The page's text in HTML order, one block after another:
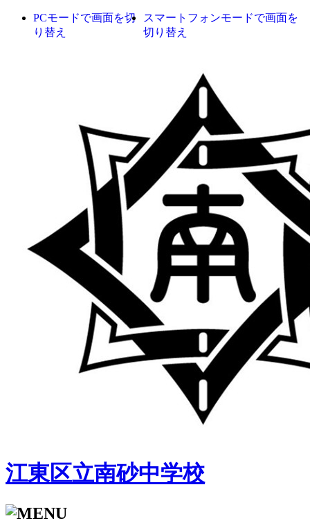
PCモードで画面を切
り替え
スマートフォンモードで画面を
切り替え
江東区立南砂中学校